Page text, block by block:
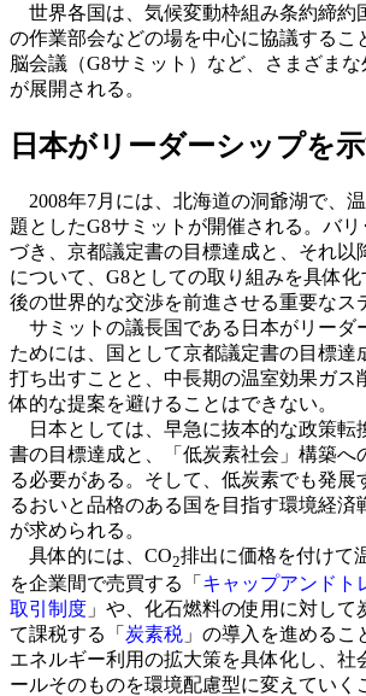
世界各国は、気候変動枠組み条約締約
の作業部会などの場を中心に協議するこ
脳会議（G8サミット）など、さまざま
が展開される。
日本がリーダーシップを
2008年7月には、北海道の洞爺湖で、
題としたG8サミットが開催される。バ
づき、京都議定書の目標達成と、それ以
について、G8としての取り組みを具体
後の世界的な交渉を前進させる重要なス
サミットの議長国である日本がリーダ
ためには、国として京都議定書の目標達
打ち出すことと、中長期の温室効果ガス
体的な提案を避けることはできない。
日本としては、早急に抜本的な政策転
書の目標達成と、「低炭素社会」構築へ
る必要がある。そして、低炭素でも発展
るおいと品格のある国を目指す環境経済
が求められる。
具体的には、CO2排出に価格を付けて
を企業間で売買する「 キャップアンドト
取引制度 」や、化石燃料の使用に対して
て課税する「 炭素税 」の導入を進めるこ
エネルギー利用の拡大策を具体化し、社
ールそのものを環境配慮型に変えていく